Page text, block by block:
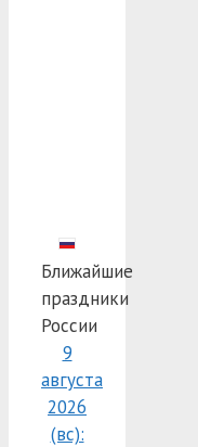
Ближайшие
праздники
России
9
августа
2026
(вс):